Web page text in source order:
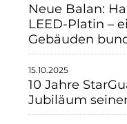
Neue Balan:
LEED-Platin –
Gebäuden
15.10.2025
10 Jahre
Jubiläum